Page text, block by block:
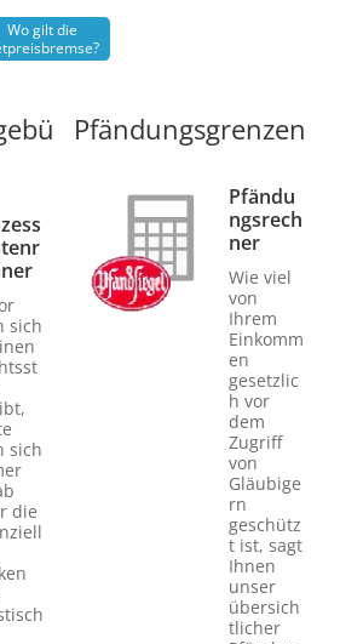
Wo gilt die
sich
sich
die
Pfändungsgrenzen
Pfändu
ngsrech
ner
Wie viel
von
Ihrem
Einkomm
en
gesetzlic
h vor
dem
Zugriff
von
Gläubige
rn
geschütz
t ist, sagt
Ihnen
unser
übersich
tlicher